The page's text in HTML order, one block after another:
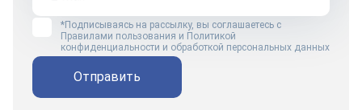
*Подписываясь на рассылку, вы соглашаетесь с
Правилами пользования и Политикой
конфиденциальности и обработкой персональных данных
Отправить